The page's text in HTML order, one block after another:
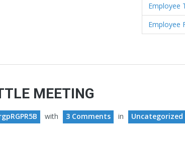
Employee
Employee
MEETING
with 3 Comments in Uncategorized